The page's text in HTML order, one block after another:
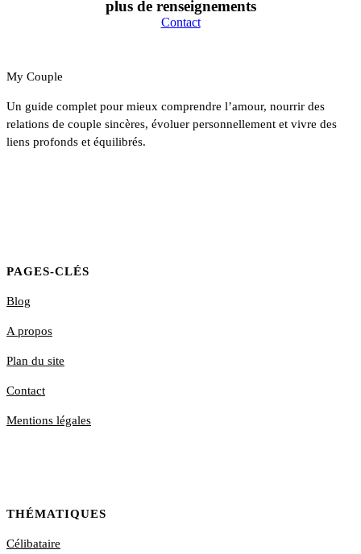
plus de renseignements
Contact
My Couple
Un guide complet pour mieux comprendre l’amour, nourrir des
relations de couple sincères, évoluer personnellement et vivre des
liens profonds et équilibrés.
PAGES-CLÉS
Blog
A propos
Plan du site
Contact
Mentions légales
THÉMATIQUES
Célibataire